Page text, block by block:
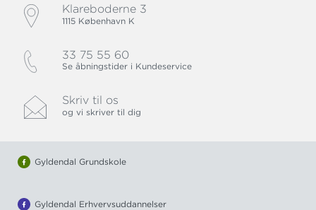
Klareboderne 3
1115 København K
33 75 55 60
Se åbningstider i Kundeservice
Skriv til os
og vi skriver til dig
Gyldendal Grundskole
Gyldendal Erhvervsuddannelser